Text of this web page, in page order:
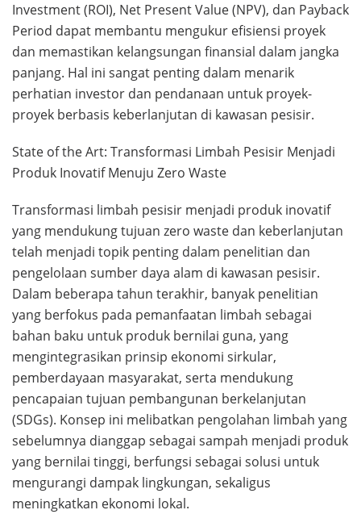
Investment (ROI), Net Present Value (NPV), dan Payback
Period dapat membantu mengukur efisiensi proyek
dan memastikan kelangsungan finansial dalam jangka
panjang. Hal ini sangat penting dalam menarik
perhatian investor dan pendanaan untuk proyek-
proyek berbasis keberlanjutan di kawasan pesisir.
State of the Art: Transformasi Limbah Pesisir Menjadi
Produk Inovatif Menuju Zero Waste
Transformasi limbah pesisir menjadi produk inovatif
yang mendukung tujuan zero waste dan keberlanjutan
telah menjadi topik penting dalam penelitian dan
pengelolaan sumber daya alam di kawasan pesisir.
Dalam beberapa tahun terakhir, banyak penelitian
yang berfokus pada pemanfaatan limbah sebagai
bahan baku untuk produk bernilai guna, yang
mengintegrasikan prinsip ekonomi sirkular,
pemberdayaan masyarakat, serta mendukung
pencapaian tujuan pembangunan berkelanjutan
(SDGs). Konsep ini melibatkan pengolahan limbah yang
sebelumnya dianggap sebagai sampah menjadi produk
yang bernilai tinggi, berfungsi sebagai solusi untuk
mengurangi dampak lingkungan, sekaligus
meningkatkan ekonomi lokal.